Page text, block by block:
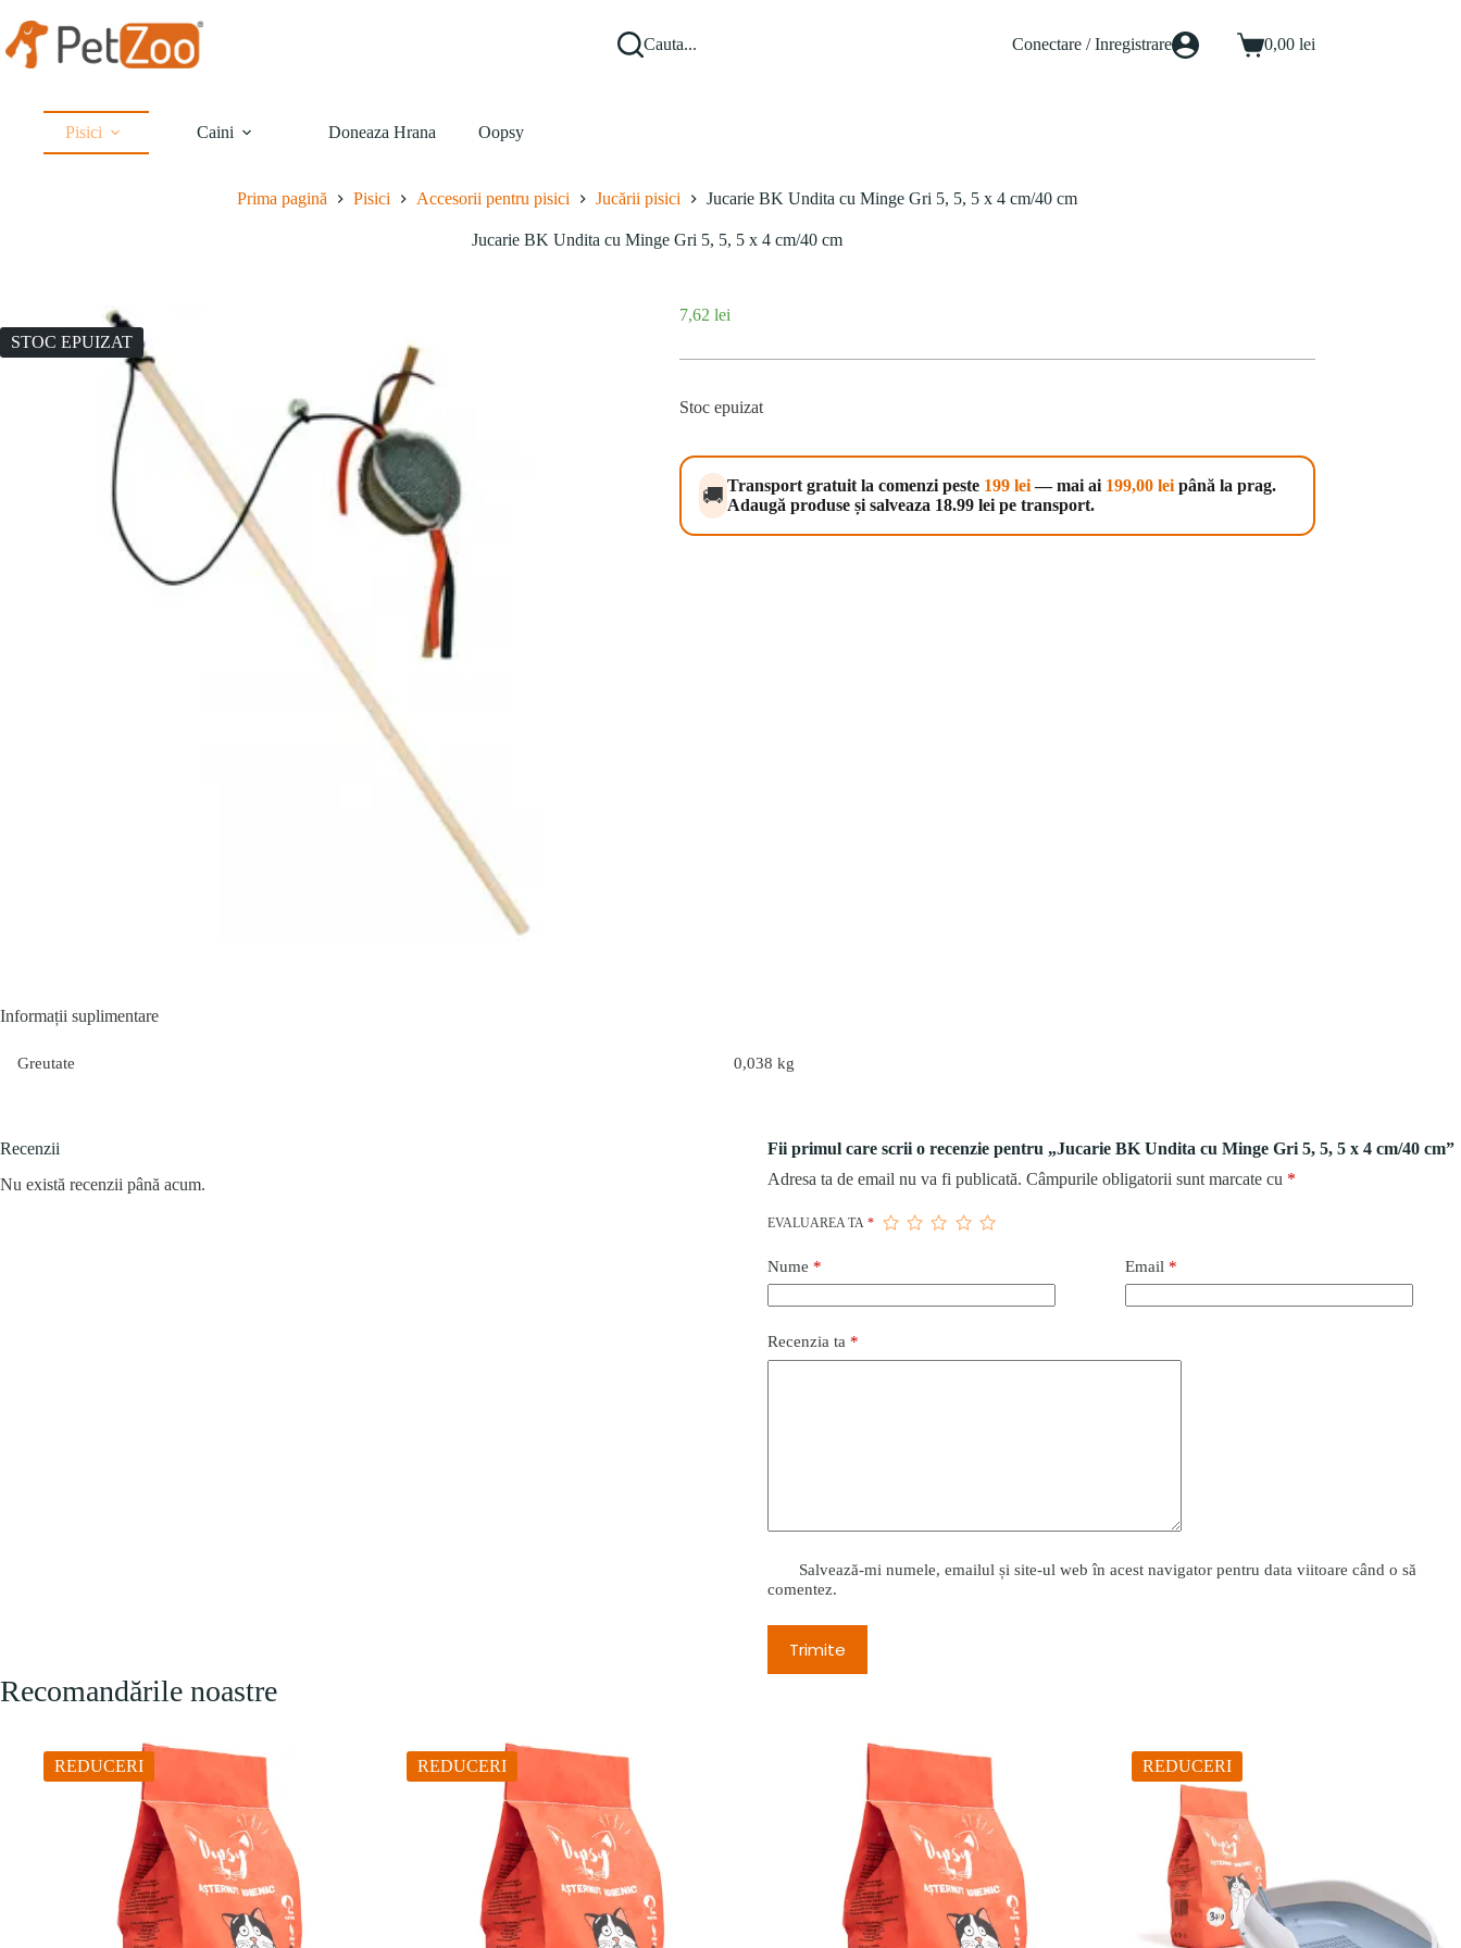
conținut
Cauta... Conectare / Inregistrare
Coș0,00 lei
Pisici Caini Doneaza Hrana Oopsy
Prima pagină Pisici Accesorii pentru pisici Jucării pisici Jucarie BK Undita cu Minge Gri 5, 5, 5 x 4 cm/40 cm
Jucarie BK Undita cu Minge Gri 5, 5, 5 x 4 cm/40 cm
STOC EPUIZAT
7,62 lei
Stoc epuizat
🚚 Transport gratuit la comenzi peste 199 lei— mai ai 199,00 leipână la prag.
Adaugă produse și salveaza 18.99 lei pe transport.
Informații suplimentare
Greutate 0,038 kg
Recenzii
Nu există recenzii până acum.
Fii primul care scrii o recenzie pentru „Jucarie BK Undita cu Minge Gri 5, 5, 5 x 4 cm/40 cm”
Adresa ta de email nu va fi publicată. Câmpurile obligatorii sunt marcate cu *
EVALUAREA TA *
Nume * Email *
Recenzia ta *
Salvează-mi numele, emailul și site-ul web în acest navigator pentru data viitoare când o să
comentez.
Trimite
Recomandările noastre
REDUCERI REDUCERI REDUCERI